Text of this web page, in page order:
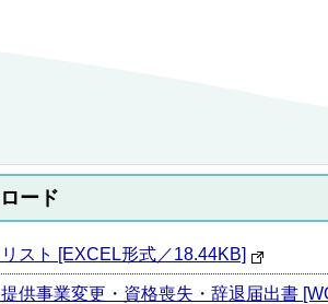
ード
スト [EXCEL形式／18.44KB]
供事業変更・資格喪失・辞退届出書